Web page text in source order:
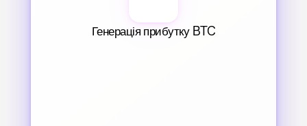
Генерація прибутку BTC